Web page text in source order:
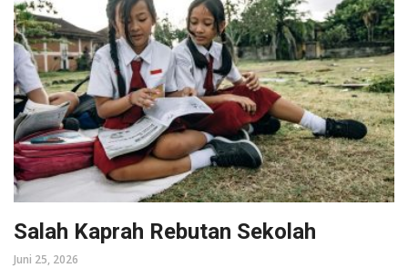
Salah Kaprah Rebutan Sekolah
Juni 25, 2026